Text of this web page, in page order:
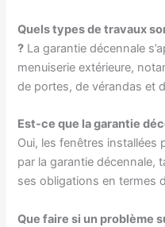
Quels types de travaux
? La garantie décennale
menuiserie extérieure,
de portes, de vérandas et
Est-ce que la garantie
Oui, les fenêtres installées
par la garantie décennale,
ses obligations en termes
Que faire si un problème